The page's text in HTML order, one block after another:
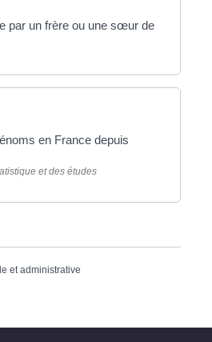
par un frère ou une sœur de
en France depuis
et des études
et administrative